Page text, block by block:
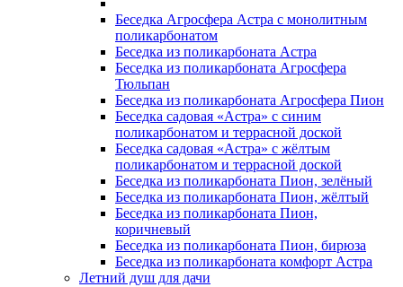
Беседка Агросфера Астра с монолитным
поликарбонатом
Беседка из поликарбоната Астра
Беседка из поликарбоната Агросфера
Тюльпан
Беседка из поликарбоната Агросфера Пион
Беседка садовая «Астра» с синим
поликарбонатом и террасной доской
Беседка садовая «Астра» с жёлтым
поликарбонатом и террасной доской
Беседка из поликарбоната Пион, зелёный
Беседка из поликарбоната Пион, жёлтый
Беседка из поликарбоната Пион,
коричневый
Беседка из поликарбоната Пион, бирюза
Беседка из поликарбоната комфорт Астра
Летний душ для дачи